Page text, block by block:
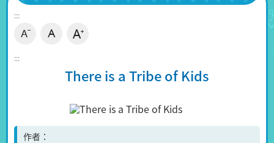
:::
:::
There is a Tribe of Kids
作者